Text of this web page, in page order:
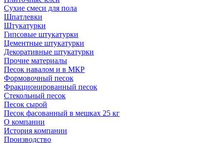
Сухие смеси для пола
Шпатлевки
Штукатурки
Гипсовые штукатурки
Цементные штукатурки
Декоративные штукатурки
Прочие материалы
Песок навалом и в МКР
Формовочный песок
Фракционированный песок
Стекольный песок
Песок сырой
Песок фасованный в мешках 25 кг
О компании
История компании
Производство